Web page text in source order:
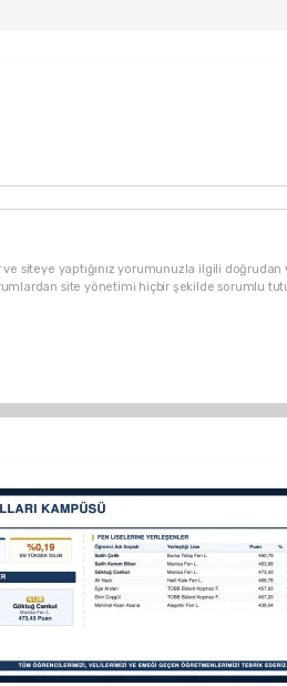
siteye yaptığınız yorumunuzla ilgili doğrudan
site yönetimi hiçbir şekilde sorumlu